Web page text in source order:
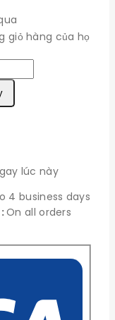
giỏ hàng của họ
lúc này
4 business days
:On all orders